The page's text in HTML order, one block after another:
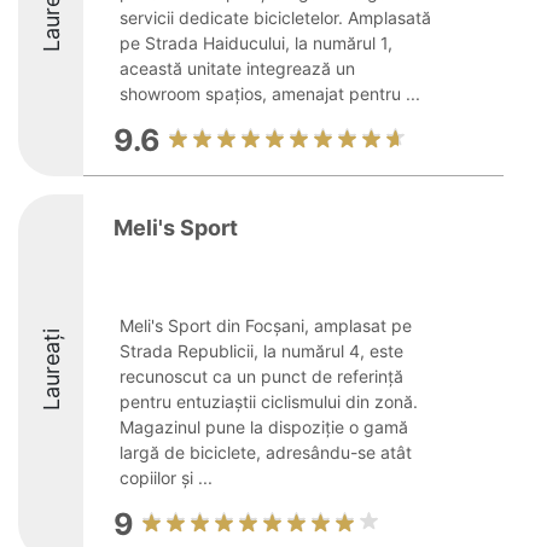
servicii dedicate bicicletelor. Amplasată
pe Strada Haiducului, la numărul 1,
această unitate integrează un
showroom spațios, amenajat pentru ...
9.6
Laureați
Meli's Sport
Meli's Sport din Focșani, amplasat pe
Strada Republicii, la numărul 4, este
recunoscut ca un punct de referință
pentru entuziaștii ciclismului din zonă.
Magazinul pune la dispoziție o gamă
largă de biciclete, adresându-se atât
copiilor și ...
9